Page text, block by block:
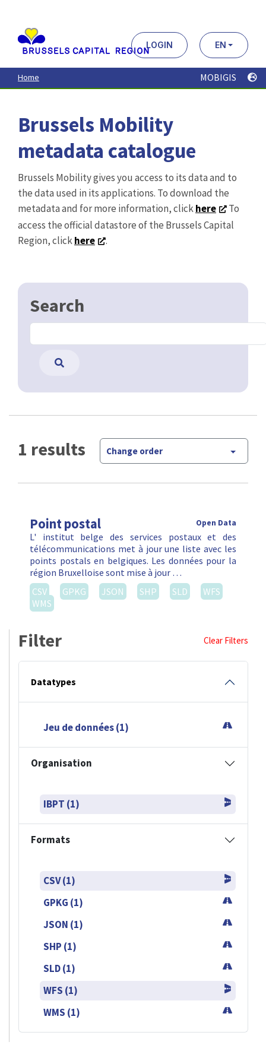
contenu
principal
LOGIN EN
Home MOBIGIS
Brussels Mobility
metadata catalogue
Brussels Mobility gives you access to its data and to
the data used in its applications. To download the
metadata and for more information, clickhere
To
access the official datastore of the Brussels Capital
Region, clickhere .
Search
1 results Change order
Point postal Open Data
L' institut belge des services postaux et des
télécommunications met à jour une liste avec les
points postals en belgiques. Les données pour la
région Bruxelloise sont mise à jour …
CSV
GPKG JSON SHP SLD
WFS
WMS
Filter Clear Filters
Datatypes
Jeu de données (1)
Organisation
IBPT (1)
Formats
CSV (1)
GPKG (1)
JSON (1)
SHP (1)
SLD (1)
WFS (1)
WMS (1)